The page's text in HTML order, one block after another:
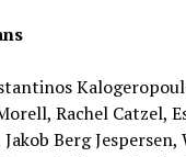
Rachel Catzel,
Berg Jespersen,